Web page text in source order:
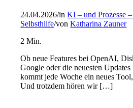
24.04.2026/inKI – und Prozesse
Selbsthilfe/vonKatharina Zauner
2 Min.
Ob neue Features bei OpenAI,
Google oder die neuesten
kommt jede Woche ein neues
Und trotzdem hören wir […]